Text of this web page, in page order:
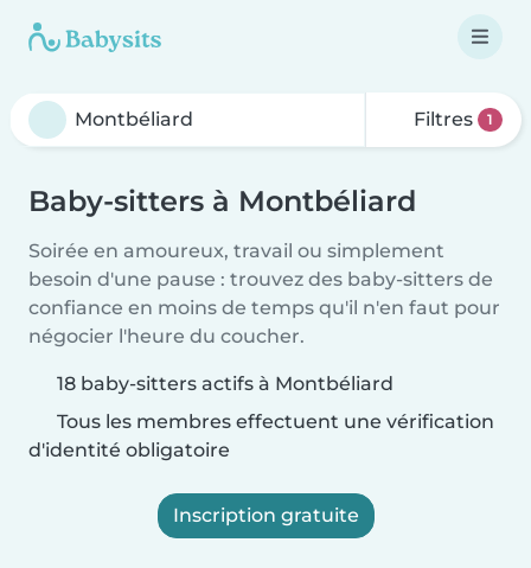
Filtres 1
Baby-sitters à Montbéliard
Soirée en amoureux, travail ou simplement
besoin d'une pause : trouvez des baby-sitters de
confiance en moins de temps qu'il n'en faut pour
négocier l'heure du coucher.
18 baby-sitters actifs à Montbéliard
Tous les membres effectuent une vérification
d'identité obligatoire
Inscription gratuite